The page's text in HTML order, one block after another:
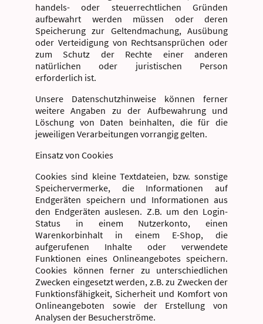
handels- oder steuerrechtlichen Gründen
aufbewahrt werden müssen oder deren
Speicherung zur Geltendmachung, Ausübung
oder Verteidigung von Rechtsansprüchen oder
zum Schutz der Rechte einer anderen
natürlichen oder juristischen Person
erforderlich ist.
Unsere Datenschutzhinweise können ferner
weitere Angaben zu der Aufbewahrung und
Löschung von Daten beinhalten, die für die
jeweiligen Verarbeitungen vorrangig gelten.
Einsatz von Cookies
Cookies sind kleine Textdateien, bzw. sonstige
Speichervermerke, die Informationen auf
Endgeräten speichern und Informationen aus
den Endgeräten auslesen. Z.B. um den Login-
Status in einem Nutzerkonto, einen
Warenkorbinhalt in einem E-Shop, die
aufgerufenen Inhalte oder verwendete
Funktionen eines Onlineangebotes speichern.
Cookies können ferner zu unterschiedlichen
Zwecken eingesetzt werden, z.B. zu Zwecken der
Funktionsfähigkeit, Sicherheit und Komfort von
Onlineangeboten sowie der Erstellung von
Analysen der Besucherströme.